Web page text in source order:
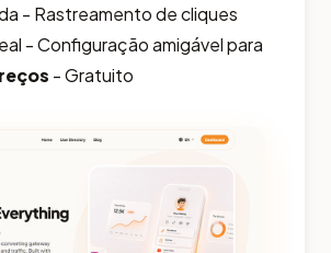
- Rastreamento de cliques
- Configuração amigável para
- Gratuito